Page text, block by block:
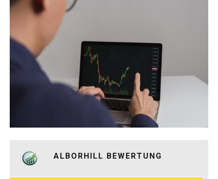
ALBORHILL BEWERTUNG